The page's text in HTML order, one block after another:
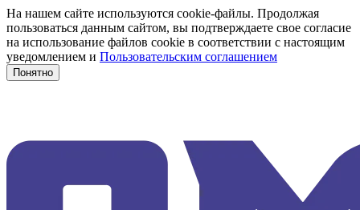
На нашем сайте используются cookie-файлы. Продолжая
пользоваться данным сайтом, вы подтверждаете свое согласие
на использование файлов cookie в соответствии с настоящим
уведомлением и Пользовательским соглашением
Понятно